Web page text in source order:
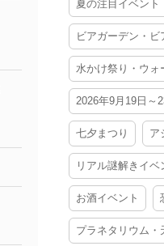
夏の注目イベント
ビアガーデン・ビ
水かけ祭り・ウォ
2026年9月19日～
七夕まつり ア
リアル謎解きイベ
お酒イベント
プラネタリウム・